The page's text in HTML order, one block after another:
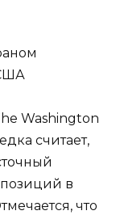
Washington
считает,
в
что